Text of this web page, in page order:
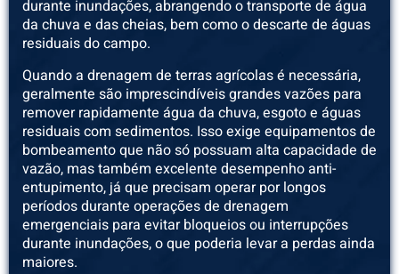
durante inundações, abrangendo o transporte de água
da chuva e das cheias, bem como o descarte de águas
residuais do campo.
Quando a drenagem de terras agrícolas é necessária,
geralmente são imprescindíveis grandes vazões para
remover rapidamente água da chuva, esgoto e águas
residuais com sedimentos. Isso exige equipamentos de
bombeamento que não só possuam alta capacidade de
vazão, mas também excelente desempenho anti-
entupimento, já que precisam operar por longos
períodos durante operações de drenagem
emergenciais para evitar bloqueios ou interrupções
durante inundações, o que poderia levar a perdas ainda
maiores.